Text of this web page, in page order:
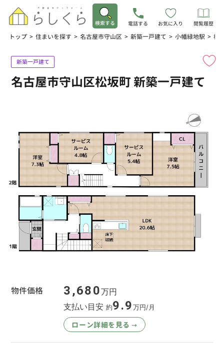
検索する 電話する お気に入り 閲覧履歴
トップ > 住まいを探す > 名古屋市守山区 > 新築一戸建て > 小幡緑地駅 > 松
新築一戸建て
名古屋市守山区松坂町 新築一戸建て
物件価格 3,680万円
支払い目安約9.9万円/月
ローン詳細を見る→